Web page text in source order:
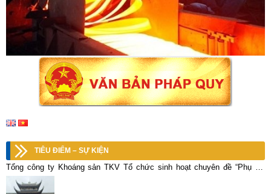
TIÊU ĐIỂM – SỰ KIỆN
Tổng công ty Khoáng sản TKV Tổ chức sinh hoạt chuyên đề “Phụ nữ
Vimico trong thời đại mới”